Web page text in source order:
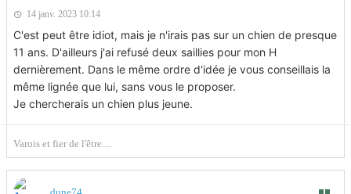
J’avais pensé à Hugh ou ces fils pour sa polyvalence et sa
génétique (écho de la forêt)
J’espère que vous voyez un peu plus ou je veux aller. ;)
14 janv. 2023 10:14
C'est peut être idiot, mais je n'irais pas sur un chien de presque
11 ans. D'ailleurs j'ai refusé deux saillies pour mon H
dernièrement. Dans le même ordre d'idée je vous conseillais la
même lignée que lui, sans vous le proposer.
Je chercherais un chien plus jeune.
Varois et fier de l'être....